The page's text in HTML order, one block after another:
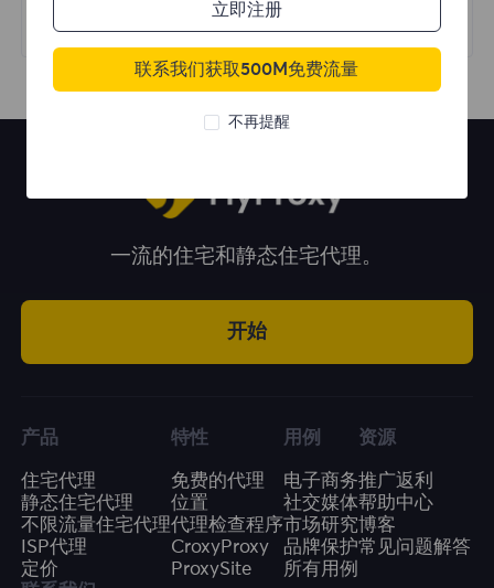
提取方式
一流的住宅和静态住宅代理。
开始
产品
住宅代理
静态住宅代理
不限流量住宅代理
ISP代理
定价
特性
免费的代理
位置
代理检查程序
CroxyProxy
ProxySite
用例
电子商务
社交媒体
市场研究
品牌保护
所有用例
资源
推广返利
帮助中心
博客
常见问题解答
立即注册
联系我们获取500M免费流量
不再提醒